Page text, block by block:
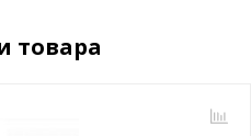
товара